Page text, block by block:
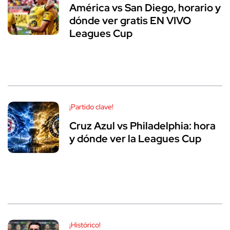
América vs San Diego, horario y
dónde ver gratis EN VIVO
Leagues Cup
¡Partido clave!
Cruz Azul vs Philadelphia: hora
y dónde ver la Leagues Cup
¡Histórico!